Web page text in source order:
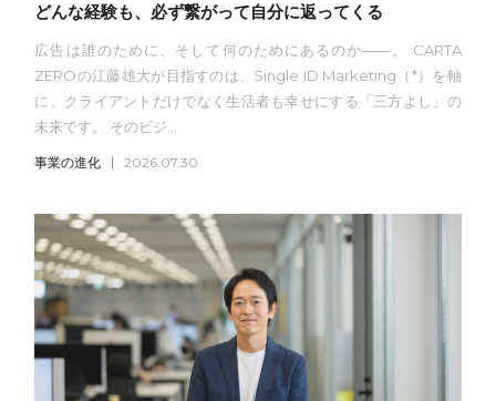
どんな経験も、必ず繋がって自分に返ってくる
広告は誰のために、そして何のためにあるのか——。 CARTA
ZEROの江藤雄大が目指すのは、Single ID Marketing（*）を軸
に、クライアントだけでなく生活者も幸せにする「三方よし」の
未来です。 そのビジ...
事業の進化 2026.07.30